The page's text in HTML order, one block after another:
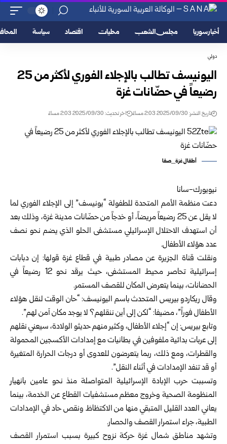
أخبار سوريا مجلس الشعب محليات اقتصاد سياسة
دولي
اليونيسف تطالب بالإجلاء الفوري لأكثر من 25
رضيعاً في حضّانات غزة
تاريخ النشر: 2025/09/30 2:03 مساءً اخر تحديث: 2025/09/30 2:03 مساءً
أطفال غزة_صفا
نيويورك-سانا
دعت منظمة الأمم المتحدة للطفولة “يونيسف” إلى الإجلاء الفوري لما
لا يقل عن 25 رضيعاً مريضاً، أو خدجاً من حضّانات مدينة غزة، وذلك بعد
أن استهدف الاحتلال الإسرائيلي مستشفى الحلو الذي يضم نحو نصف
عدد هؤلاء الأطفال.
ونقلت قناة الجزيرة عن مصادر طبية في قطاع غزة قولها: إن دبابات
إسرائيلية تحاصر محيط المستشفى، حيث يرقد نحو 12 رضيعاً في
الحضانات، بينما يتعرض المكان للقصف المستمر.
وقال ريكاردو بيريس المتحدث باسم اليونيسف: “حان الوقت لنقل هؤلاء
الأطفال فوراً”، مضيفا: “لكن إلى أين ننقلهم؟ لا يوجد مكان آمن لهم”.
وتابع بيريس: إن “إجلاء الأطفال، وكثير منهم حديثو الولادة، سيعني نقلهم
إلى عربات بدائية ملفوفين في بطانيات مع إمدادات الأكسجين المحمولة
والقطرات، ومع ذلك، ربما يتعرضون للعدوى أو درجات الحرارة المتغيرة
أو قد تنفد الإمدادات في أثناء النقل”.
وتسببت حرب الإبادة الإسرائيلية المتواصلة منذ نحو عامين بانهيار
المنظومة الصحية وخروج معظم مستشفيات القطاع عن الخدمة، بينما
يعاني العدد القليل المتبقي منها من الاكتظاظ ونقص حاد في الإمدادات
الطبية، جراء استمرار القصف والحصار.
وتشهد مناطق شمال غزة حركة نزوح كبيرة بسبب استمرار القصف